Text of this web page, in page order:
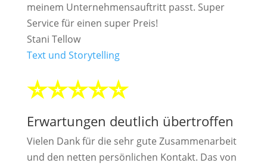
meinem Unternehmensauftritt passt. Super
Service für einen super Preis!
Stani Tellow
Text und Storytelling
⭐⭐⭐⭐⭐
Erwartungen deutlich übertroffen
Vielen Dank für die sehr gute Zusammenarbeit
und den netten persönlichen Kontakt. Das von